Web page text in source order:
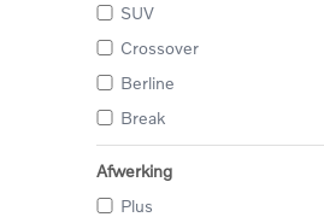
SUV
Crossover
Berline
Break
Afwerking
Plus